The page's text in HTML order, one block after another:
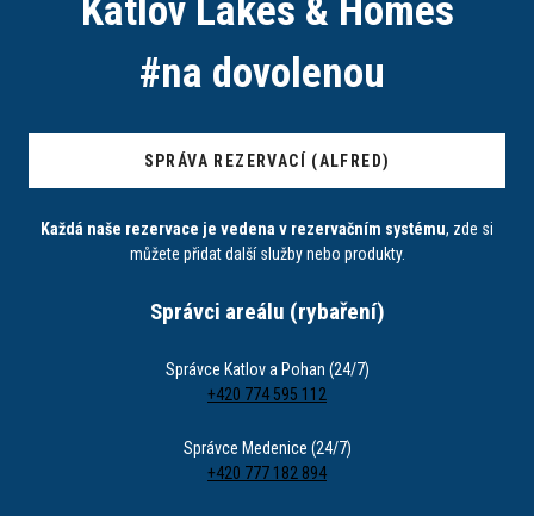
Katlov Lakes & Homes
na dovolenou
SPRÁVA REZERVACÍ (ALFRED)
Každá naše rezervace je vedena v rezervačním systému, zde si
můžete přidat další služby nebo produkty.
Správci areálu (rybaření)
Správce Katlov a Pohan (24/7)
+420 774 595 112
Správce Medenice (24/7)
+420 777 182 894